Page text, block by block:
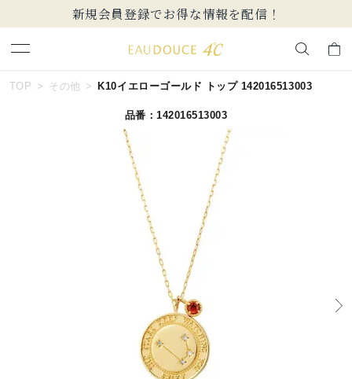
新規会員登録でお得な情報を配信！
キーワードで検索する
#ハーフエタニティリング
#ダイヤモンド ネックレス #eギフト
TOP その他 K10イエローゴールド トップ 142016513003
品番：142016513003